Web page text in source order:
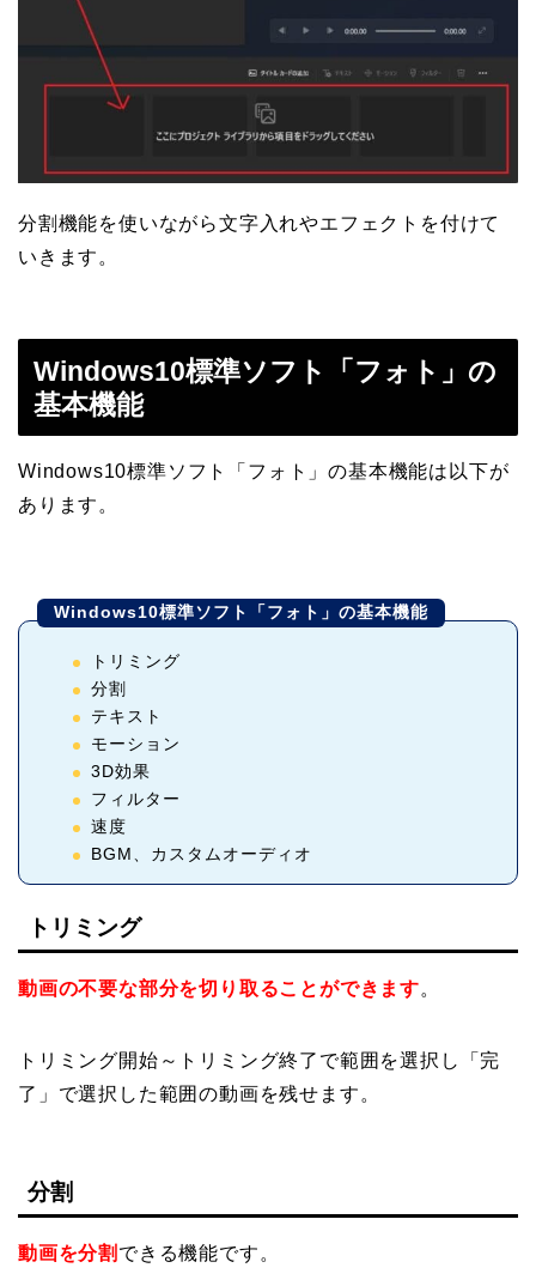
分割機能を使いながら文字入れやエフェクトを付けて
いきます。
Windows10標準ソフト「フォト」の
基本機能
Windows10標準ソフト「フォト」の基本機能は以下が
あります。
Windows10標準ソフト「フォト」の基本機能
トリミング
分割
テキスト
モーション
3D効果
フィルター
速度
BGM、カスタムオーディオ
トリミング
動画の不要な部分を切り取ることができます。
トリミング開始～トリミング終了で範囲を選択し「完
了」で選択した範囲の動画を残せます。
分割
動画を分割 できる機能です。